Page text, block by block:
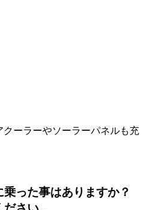
ーラーやソーラーパネルも充
った事はありますか？